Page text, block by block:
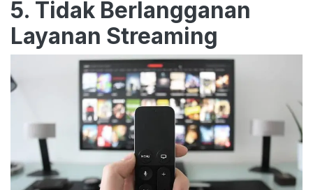
5. Tidak Berlangganan
Layanan Streaming